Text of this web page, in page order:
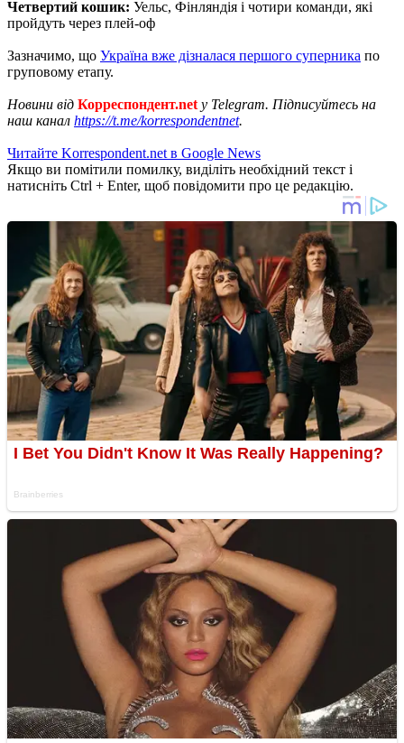
Четвертий кошик: Уельс, Фінляндія і чотири команди, які
пройдуть через плей-оф
Зазначимо, що Україна вже дізналася першого суперника по
груповому етапу.
Новини від Корреспондент.net у Telegram. Підписуйтесь на
наш канал https://t.me/korrespondentnet.
Читайте Korrespondent.net в Google News
Якщо ви помітили помилку, виділіть необхідний текст і
натисніть Ctrl + Enter, щоб повідомити про це редакцію.